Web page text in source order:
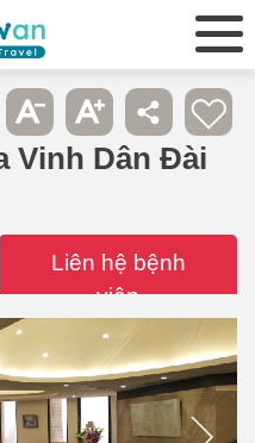
Vinh Dân Đài
Liên hệ bệnh
viện